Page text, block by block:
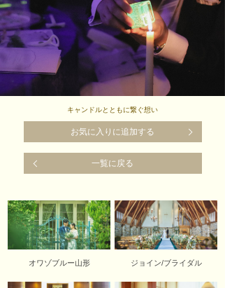
キャンドルとともに繋ぐ想い
お気に入りに追加する
一覧に戻る
オワゾブルー山形 ジョイン/ブライダル